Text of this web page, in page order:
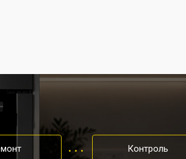
2300 ₽
4500 ₽ Заказать
Контроль